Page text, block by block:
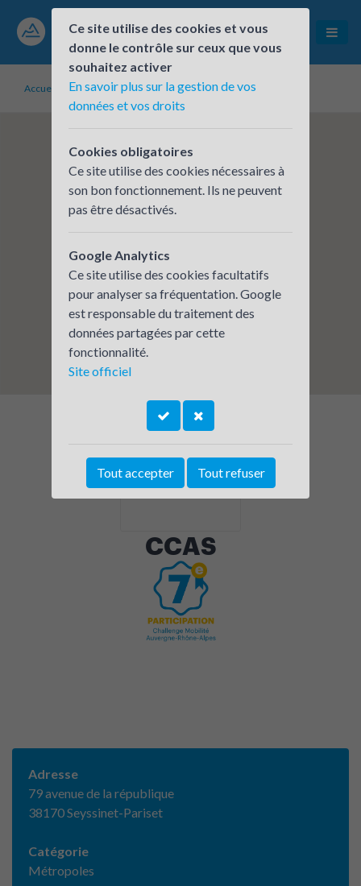
Accueil Établissements inscrits CCAS
CCAS
Adresse
79 avenue de la république
38170 Seyssinet-Pariset
Catégorie
Métropoles
Ce site utilise des cookies et vous
donne le contrôle sur ceux que vous
souhaitez activer
En savoir plus sur la gestion de vos
données et vos droits
Cookies obligatoires
Ce site utilise des cookies nécessaires à
son bon fonctionnement. Ils ne peuvent
pas être désactivés.
Google Analytics
Ce site utilise des cookies facultatifs
pour analyser sa fréquentation. Google
est responsable du traitement des
données partagées par cette
fonctionnalité.
Site officiel
Tout accepter Tout refuser